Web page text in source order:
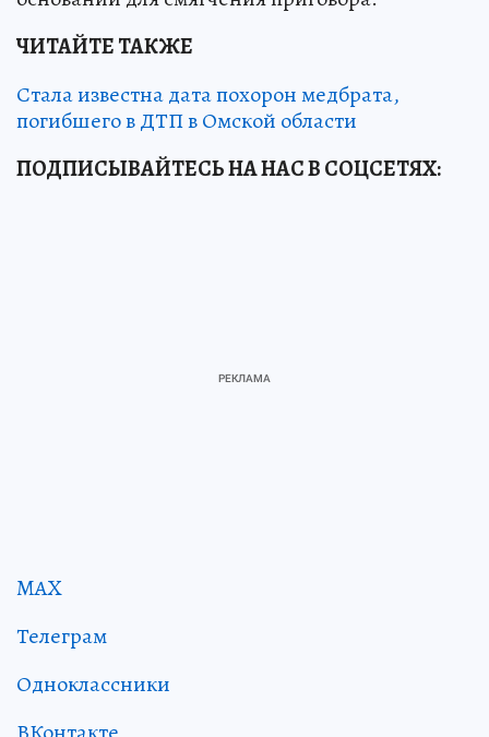
ЧИТАЙТЕ ТАКЖЕ
Стала известна дата похорон медбрата,
погибшего в ДТП в Омской области
ПОДПИСЫВАЙТЕСЬ НА НАС В СОЦСЕТЯХ:
MAX
Телеграм
Одноклассники